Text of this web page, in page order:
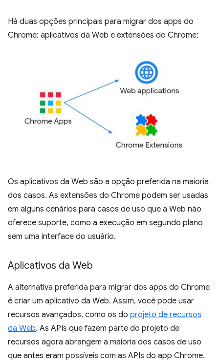
Há duas opções principais para migrar dos apps do
Chrome: aplicativos da Web e extensões do Chrome:
Os aplicativos da Web são a opção preferida na maioria
dos casos. As extensões do Chrome podem ser usadas
em alguns cenários para casos de uso que a Web não
oferece suporte, como a execução em segundo plano
sem uma interface do usuário.
Aplicativos da Web
A alternativa preferida para migrar dos apps do Chrome
é criar um aplicativo da Web. Assim, você pode usar
recursos avançados, como os do projeto de recursos
da Web. As APIs que fazem parte do projeto de
recursos agora abrangem a maioria dos casos de uso
que antes eram possíveis com as APIs do app Chrome.